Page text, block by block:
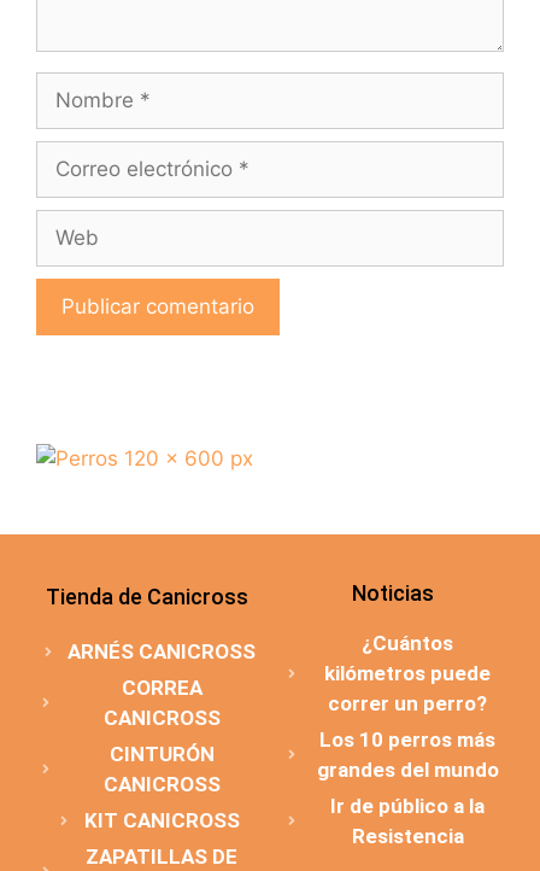
Tienda de Canicross
ARNÉS CANICROSS
CORREA
CANICROSS
CINTURÓN
CANICROSS
KIT CANICROSS
ZAPATILLAS DE
Noticias
¿Cuántos
kilómetros puede
correr un perro?
Los 10 perros más
grandes del mundo
Ir de público a la
Resistencia